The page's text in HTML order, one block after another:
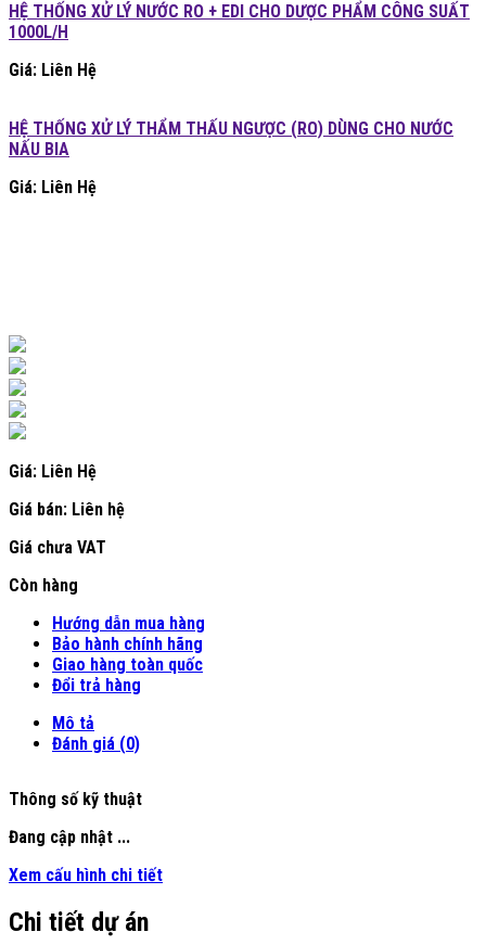
HỆ THỐNG XỬ LÝ NƯỚC RO + EDI CHO DƯỢC PHẨM CÔNG SUẤT
1000L/H
Giá: Liên Hệ
HỆ THỐNG XỬ LÝ THẨM THẤU NGƯỢC (RO) DÙNG CHO NƯỚC
NẤU BIA
Giá: Liên Hệ
Giá: Liên Hệ
Giá bán: Liên hệ
Giá chưa VAT
Còn hàng
Hướng dẫn mua hàng
Bảo hành chính hãng
Giao hàng toàn quốc
Đổi trả hàng
Mô tả
Đánh giá (0)
Thông số kỹ thuật
Đang cập nhật ...
Xem cấu hình chi tiết
Chi tiết dự án